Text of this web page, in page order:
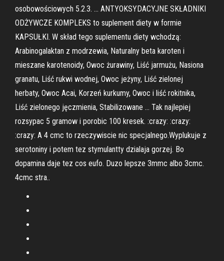
osobowościowych 5.2.3. … ANTYOKSYDACYJNE SKŁADNIKI
ODŻYWCZE KOMPLEKS to suplement diety w formie
KAPSUŁKI. W skład tego suplementu diety wchodzą:
Arabinogalaktan z modrzewia, Naturalny beta karoten i
mieszane karotenoidy, Owoc żurawiny, Liść jarmużu, Nasiona
granatu, Liść rukwi wodnej, Owoc jeżyny, Liść zielonej
herbaty, Owoc Acai, Korzeń kurkumy, Owoc i liść rokitnika,
Liść zielonego jęczmienia, Stabilizowane … Tak najlepiej
rozsypac 5 gramow i porobic 100 kresek. :crazy: :crazy:
:crazy: A 4 cmc to rzeczywiscie nic specjalnego.Wyplukuje z
serotoniny i potem tez stymulantty dzialaja gorzej. Bo
dopamina daje tez cos eufo. Duzo lepsze 3mmc albo 3cmc.
4cmc stra..